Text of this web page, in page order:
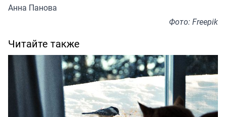
Анна Панова
Фото: Freepik
Читайте также